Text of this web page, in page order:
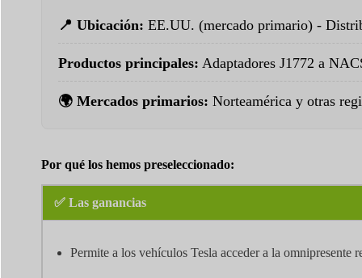
📍 Ubicación: EE.UU. (mercado primario) -
Productos principales: Adaptadores J1772 a
🌍 Mercados primarios: Norteamérica y otras
Por qué los hemos preseleccionado:
✅ Las ganancias
Permite a los vehículos Tesla acceder a la omnipresente